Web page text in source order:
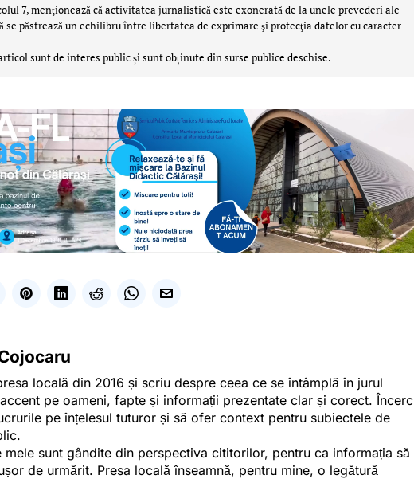
7, menţionează că activitatea jurnalistică este exonerată de la unele prevederi ale
se păstrează un echilibru între libertatea de exprimare şi protecţia datelor cu caracter
sunt de interes public și sunt obținute din surse publice deschise.
locală din 2016 și scriu despre ceea ce se întâmplă în jurul
pe oameni, fapte și informații prezentate clar și corect. Încerc
pe înțelesul tuturor și să ofer context pentru subiectele de
mele sunt gândite din perspectiva cititorilor, pentru ca informația să
de urmărit. Presa locală înseamnă, pentru mine, o legătură